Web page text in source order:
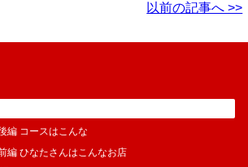
以前の記事へ >>
編 コースはこんな
編 ひなたさんはこんなお店